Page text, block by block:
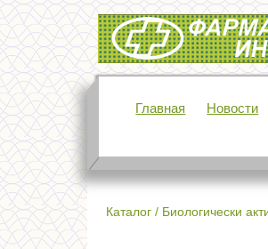
Интернет-аптека Фармация
Главная Новости
Каталог / Биологически